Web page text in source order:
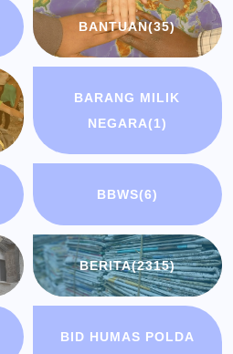
BANTUAN(35)
BARANG MILIK
NEGARA(1)
BBWS(6)
BERITA(2315)
BID HUMAS POLDA